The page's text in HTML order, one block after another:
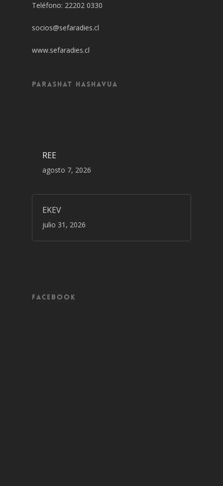
Teléfono: 22202 0330
socios@sefaradies.cl
www.sefaradies.cl
Parashat Hashavua
REE
agosto 7, 2026
EKEV
julio 31, 2026
Facebook